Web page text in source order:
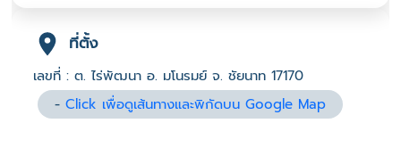
ที่ตั้ง
เลขที่ : ต. ไร่พัฒนา อ. มโนรมย์ จ. ชัยนาท 17170
-Click เพื่อดูเส้นทางและพิกัดบน Google Map